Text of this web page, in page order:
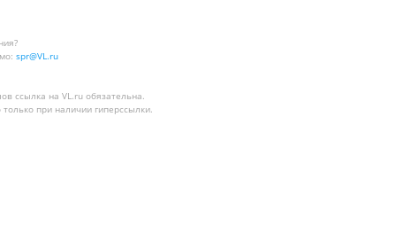
spr@VL.ru
ссылка на VL.ru обязательна.
при наличии гиперссылки.